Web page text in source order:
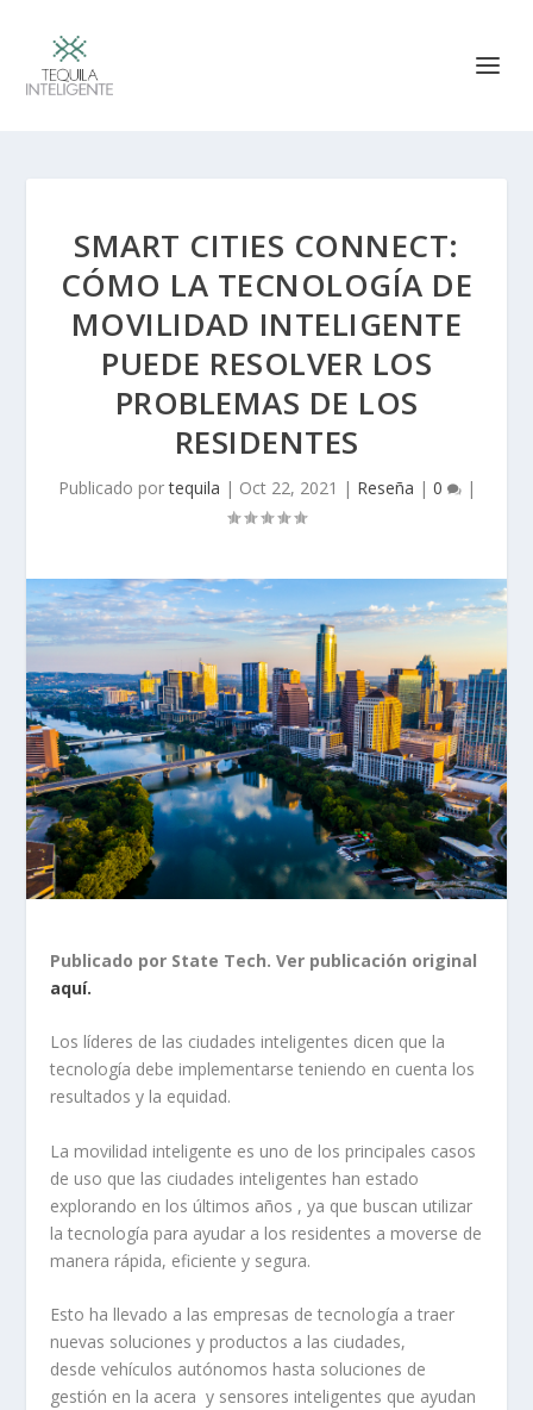
SMART CITIES CONNECT:
CÓMO LA TECNOLOGÍA DE
MOVILIDAD INTELIGENTE
PUEDE RESOLVER LOS
PROBLEMAS DE LOS
RESIDENTES
Publicado portequila | Oct 22, 2021 | Reseña | 0 |
Publicado por State Tech. Ver publicación original
aquí.
Los líderes de las ciudades inteligentes dicen que la
tecnología debe implementarse teniendo en cuenta los
resultados y la equidad.
La movilidad inteligente es uno de los principales casos
de uso que las ciudades inteligentes han estado
explorando en los últimos años , ya que buscan utilizar
la tecnología para ayudar a los residentes a moverse de
manera rápida, eficiente y segura.
Esto ha llevado a las empresas de tecnología a traer
nuevas soluciones y productos a las ciudades,
desde vehículos autónomos hasta soluciones de
gestión en la acera y sensores inteligentes que ayudan